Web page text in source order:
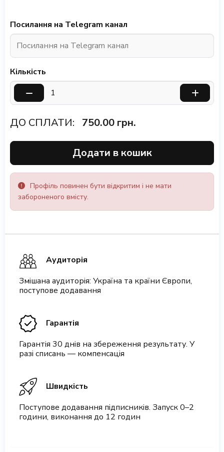
Посилання на Telegram канал
Кількість
ДО СПЛАТИ: 750.00 грн.
Додати в кошик
Профіль повинен бути відкритим і не мати
забороненого вмісту.
Аудиторія
Змішана аудиторія: Україна та країни Європи,
поступове додавання
Гарантія
Гарантія 30 днів на збереження результату. У
разі списань — компенсація
Швидкість
Поступове додавання підписників. Запуск 0–2
години, виконання до 12 годин